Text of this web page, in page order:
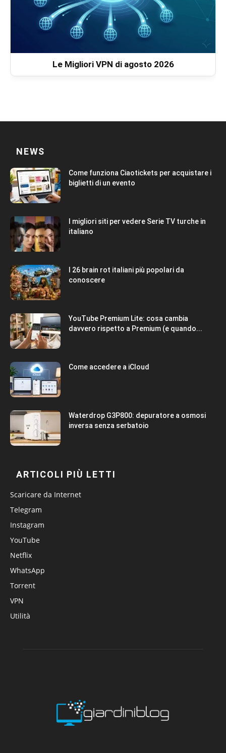
Le Migliori VPN di agosto 2026
NEWS
Come funziona Ciaotickets per acquistare i
biglietti di un evento
I migliori siti per vedere Serie TV turche in
italiano
I 26 brain rot italiani più popolari da
conoscere
YouTube Premium Lite: cosa cambia
davvero rispetto a Premium (e quando...
Come accedere a iCloud
Waterdrop G3P800: depuratore a osmosi
inversa senza serbatoio
ARTICOLI PIÙ LETTI
Scaricare da Internet
Telegram
Instagram
YouTube
Netflix
WhatsApp
Torrent
VPN
Utilità